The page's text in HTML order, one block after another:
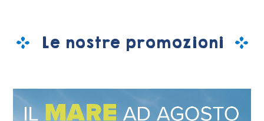
Le nostre promozioni